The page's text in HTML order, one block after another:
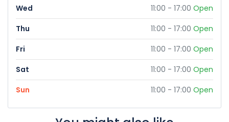
Wed
11:00 - 17:00 Open
Thu
11:00 - 17:00 Open
Fri
11:00 - 17:00 Open
Sat
11:00 - 17:00 Open
Sun
11:00 - 17:00 Open